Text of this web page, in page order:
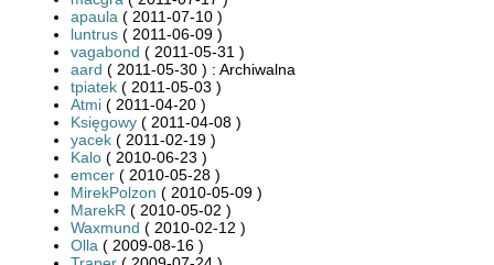
apaula ( 2011-07-10 )
luntrus ( 2011-06-09 )
vagabond ( 2011-05-31 )
aard ( 2011-05-30 ) : Archiwalna
tpiatek ( 2011-05-03 )
Atmi ( 2011-04-20 )
Księgowy ( 2011-04-08 )
yacek ( 2011-02-19 )
Kalo ( 2010-06-23 )
emcer ( 2010-05-28 )
MirekPolzon ( 2010-05-09 )
MarekR ( 2010-05-02 )
Waxmund ( 2010-02-12 )
Olla ( 2009-08-16 )